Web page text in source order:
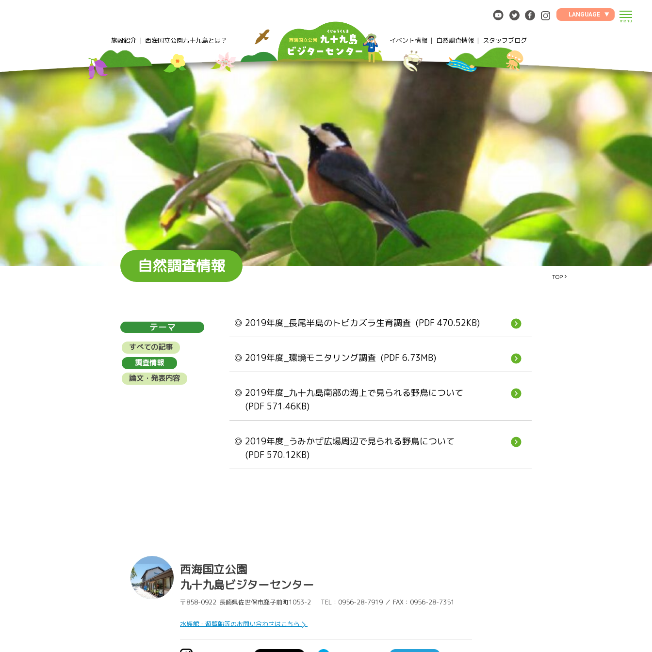
施設紹介
西海国立公園九十九島とは？ イベント情報 自然調査情報 スタッフブログ
LANGUAGE
menu
TOP
自然調査情報
2019年度_長尾半島のトビカズラ生育調査 (PDF 470.52KB)
2019年度_環境モニタリング調査 (PDF 6.73MB)
2019年度_九十九島南部の海上で見られる野鳥について
(PDF 571.46KB)
2019年度_うみかぜ広場周辺で見られる野鳥について
(PDF 570.12KB)
テーマ
すべての記事
調査情報
論文・発表内容
西海国立公園
九十九島ビジターセンター
〒858-0922 長崎県佐世保市鹿子前町1053-2 TEL：0956-28-7919 ／ FAX：0956-28-7351
水族館・遊覧船等のお問い合わせはこちら